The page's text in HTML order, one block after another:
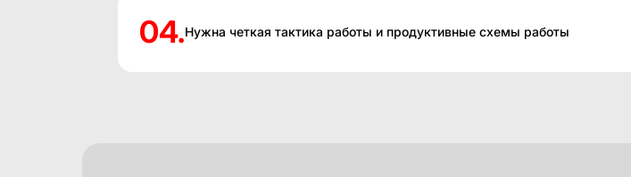
04.Нужна четкая тактика работы и продуктивные схемы работы